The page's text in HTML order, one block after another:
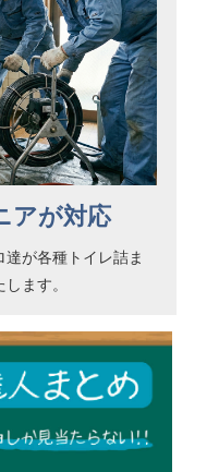
アが対応
が各種トイレ詰ま
ます。